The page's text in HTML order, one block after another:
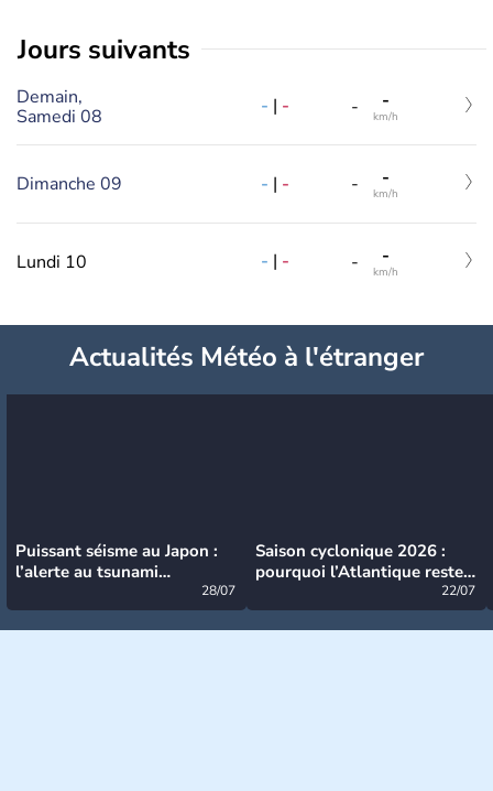
jours suivants
Demain,
Samedi 08
- | - - -
km/h
Dimanche 09 - | - - -
km/h
Lundi 10 - | - - -
km/h
Actualités Météo à l'étranger
Puissant séisme au Japon :
l’alerte au tsunami
28/07
Saison cyclonique 2026 :
pourquoi l’Atlantique reste
22/07